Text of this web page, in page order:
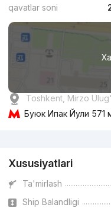
qavatlar soni
Toshkent, Mirzo
Буюк Ипак Йули 571
Xususiyatlari
Ta'mirlash
Ship Balandligi